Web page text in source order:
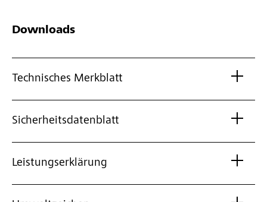
Downloads
Technisches Merkblatt
Sicherheitsdatenblatt
Leistungserklärung